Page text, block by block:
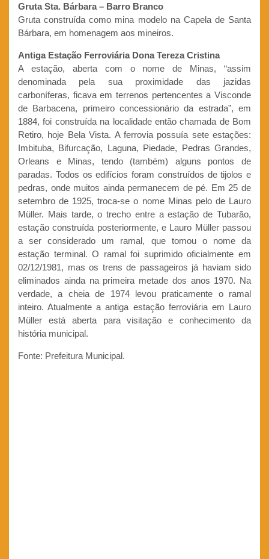
Gruta Sta. Bárbara – Barro Branco
Gruta construída como mina modelo na Capela de Santa
Bárbara, em homenagem aos mineiros.
Antiga Estação Ferroviária Dona Tereza Cristina
A estação, aberta com o nome de Minas, “assim
denominada pela sua proximidade das jazidas
carboníferas, ficava em terrenos pertencentes a Visconde
de Barbacena, primeiro concessionário da estrada”, em
1884, foi construída na localidade então chamada de Bom
Retiro, hoje Bela Vista. A ferrovia possuía sete estações:
Imbituba, Bifurcação, Laguna, Piedade, Pedras Grandes,
Orleans e Minas, tendo (também) alguns pontos de
paradas. Todos os edifícios foram construídos de tijolos e
pedras, onde muitos ainda permanecem de pé. Em 25 de
setembro de 1925, troca-se o nome Minas pelo de Lauro
Müller. Mais tarde, o trecho entre a estação de Tubarão,
estação construída posteriormente, e Lauro Müller passou
a ser considerado um ramal, que tomou o nome da
estação terminal. O ramal foi suprimido oficialmente em
02/12/1981, mas os trens de passageiros já haviam sido
eliminados ainda na primeira metade dos anos 1970. Na
verdade, a cheia de 1974 levou praticamente o ramal
inteiro. Atualmente a antiga estação ferroviária em Lauro
Müller está aberta para visitação e conhecimento da
história municipal.
Fonte: Prefeitura Municipal.